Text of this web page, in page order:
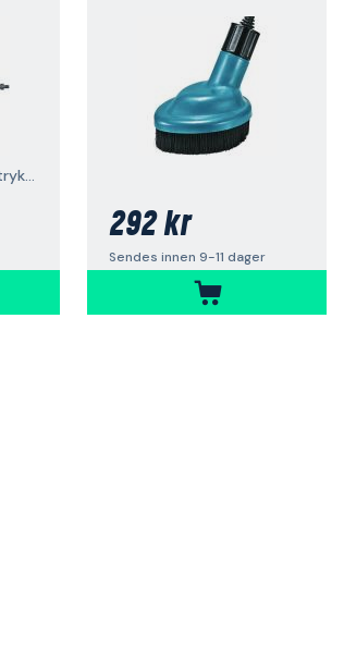
for høytrykks- og lavtrykksvask
292 kr
Sendes innen 9-11 dager